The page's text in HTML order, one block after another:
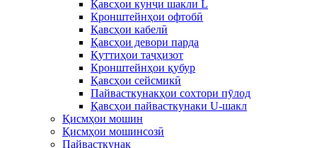
Қавсҳои кунҷи шакли L
Кронштейнҳои офтобӣ
Қавсҳои кабелӣ
Қавсҳои девори парда
Қуттиҳои таҷҳизот
Кронштейнҳои қубур
Қавсҳои сейсмикӣ
Пайвасткунакҳои сохтори пӯлод
Қавсҳои пайвасткунаки U-шакл
Қисмҳои мошин
Қисмҳои мошинсозӣ
Пайвасткунак